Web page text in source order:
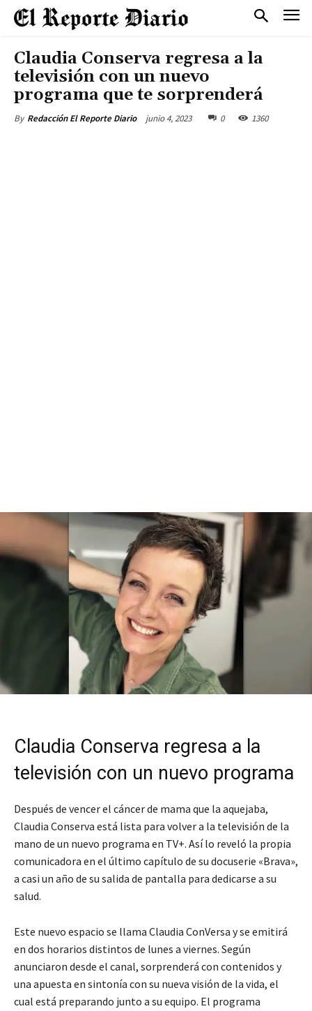
Claudia Conserva regresa a la
televisión con un nuevo
programa que te sorprenderá
By Redacción El Reporte Diario junio 4, 2023 0 1360
Claudia Conserva regresa a la
televisión con un nuevo programa
Después de vencer el cáncer de mama que la aquejaba,
Claudia Conserva está lista para volver a la televisión de la
mano de un nuevo programa en TV+. Así lo reveló la propia
comunicadora en el último capítulo de su docuserie «Brava»,
a casi un año de su salida de pantalla para dedicarse a su
salud.
Este nuevo espacio se llama Claudia ConVersa y se emitirá
en dos horarios distintos de lunes a viernes. Según
anunciaron desde el canal, sorprenderá con contenidos y
una apuesta en sintonía con su nueva visión de la vida, el
cual está preparando junto a su equipo. El programa